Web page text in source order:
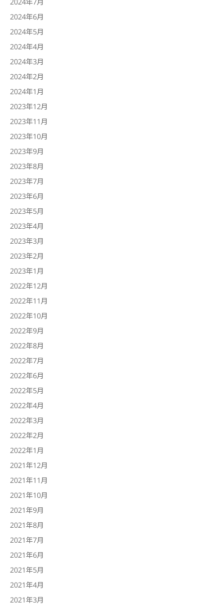
2024年6月
2024年5月
2024年4月
2024年3月
2024年2月
2024年1月
2023年12月
2023年11月
2023年10月
2023年9月
2023年8月
2023年7月
2023年6月
2023年5月
2023年4月
2023年3月
2023年2月
2023年1月
2022年12月
2022年11月
2022年10月
2022年9月
2022年8月
2022年7月
2022年6月
2022年5月
2022年4月
2022年3月
2022年2月
2022年1月
2021年12月
2021年11月
2021年10月
2021年9月
2021年8月
2021年7月
2021年6月
2021年5月
2021年4月
2021年3月